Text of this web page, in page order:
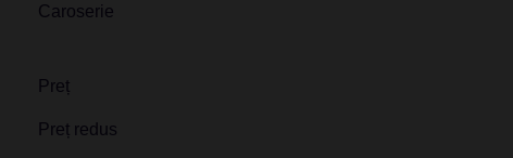
Caroserie
Preț
Preț redus